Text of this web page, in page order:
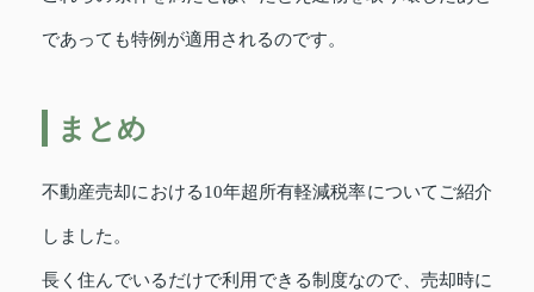
であっても特例が適用されるのです。
まとめ
不動産売却における10年超所有軽減税率についてご紹介
しました。
長く住んでいるだけで利用できる制度なので、売却時に